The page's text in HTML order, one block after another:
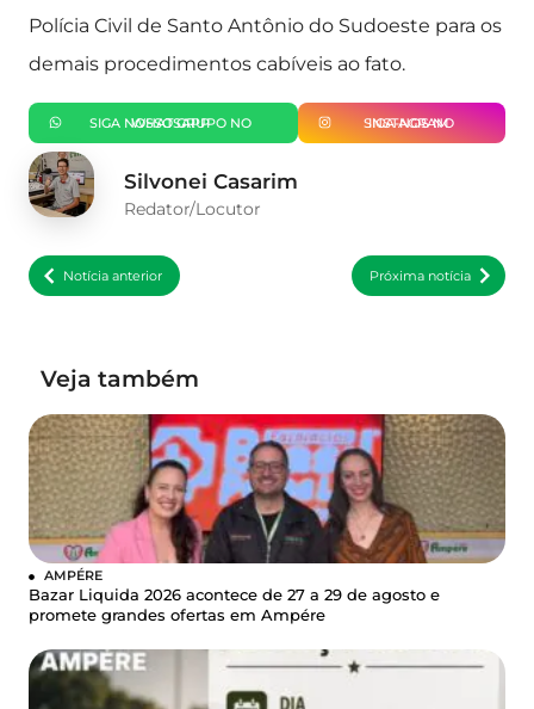
Polícia Civil de Santo Antônio do Sudoeste para os
demais procedimentos cabíveis ao fato.
SIGA NOSSO GRUPO NO WHATSAPP SIGA-NOS NO INSTAGRAM
Silvonei Casarim
Redator/Locutor
Notícia anterior Próxima notícia
Veja também
AMPÉRE
Bazar Liquida 2026 acontece de 27 a 29 de agosto e
promete grandes ofertas em Ampére